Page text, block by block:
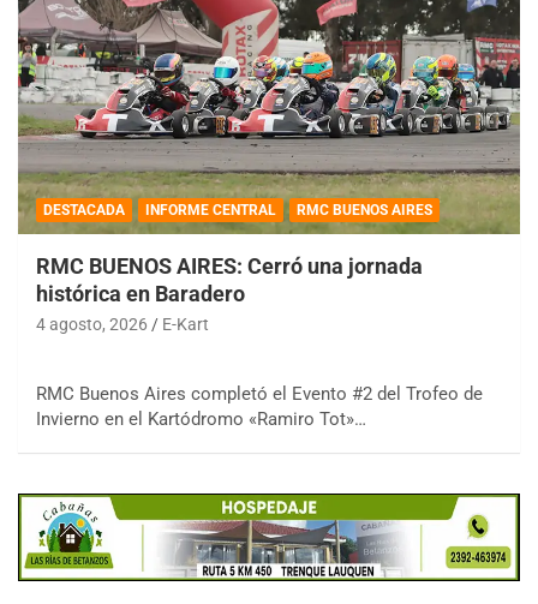
DESTACADA INFORME CENTRAL RMC BUENOS AIRES
RMC BUENOS AIRES: Cerró una jornada
histórica en Baradero
4 agosto, 2026 E-Kart
RMC Buenos Aires completó el Evento #2 del Trofeo de
Invierno en el Kartódromo «Ramiro Tot»…